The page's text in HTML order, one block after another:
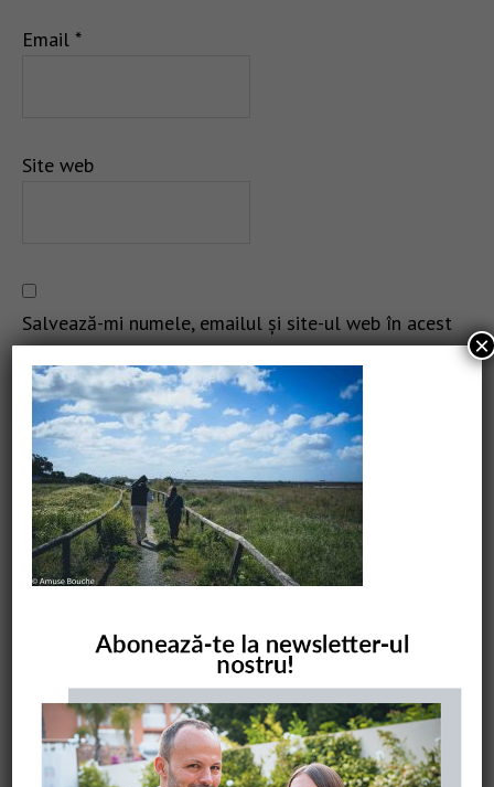
Email *
Site web
Salvează-mi numele, emailul și site-ul web în acest
CAUTARE
COMANDĂ CARTEA NOASTRĂ
×